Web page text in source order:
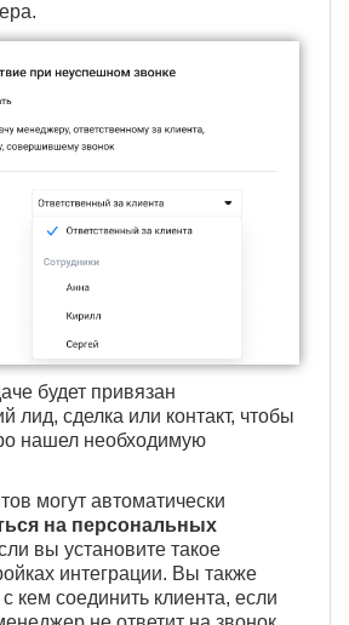
будет привязан
лид, сделка или контакт, чтобы
нашел необходимую
могут автоматически
на персональных
вы установите такое
интеграции. Вы также
кем соединить клиента, если